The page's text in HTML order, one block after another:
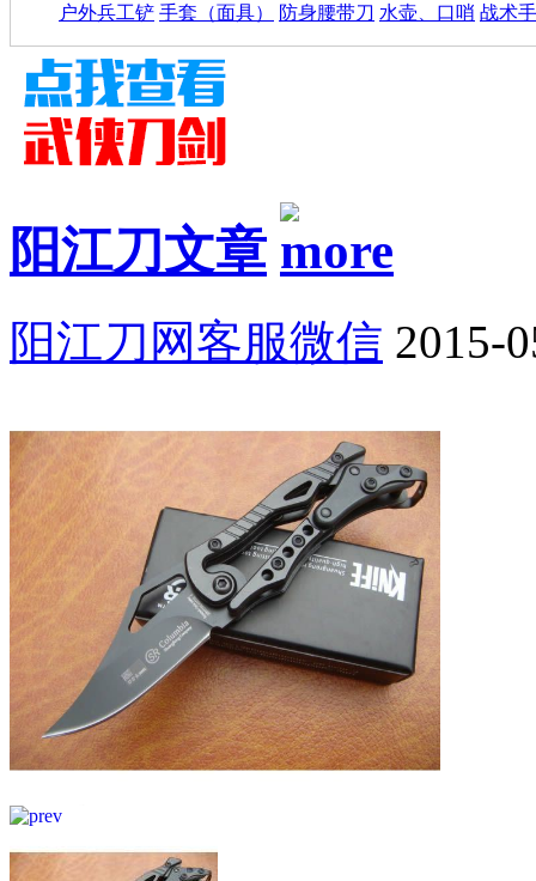
户外兵工铲 手套（面具） 防身腰带刀 水壶、口哨 战术
阳江刀文章
阳江刀网客服微信 2015-